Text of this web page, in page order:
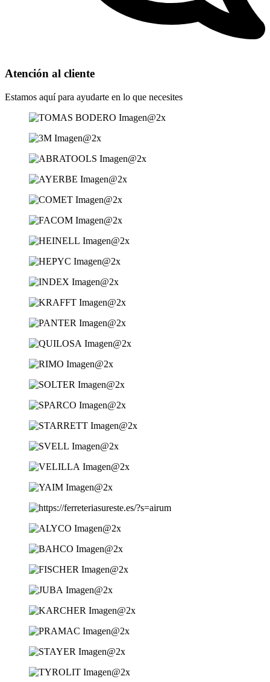
Atención al cliente
Estamos aquí para ayudarte en lo que necesites